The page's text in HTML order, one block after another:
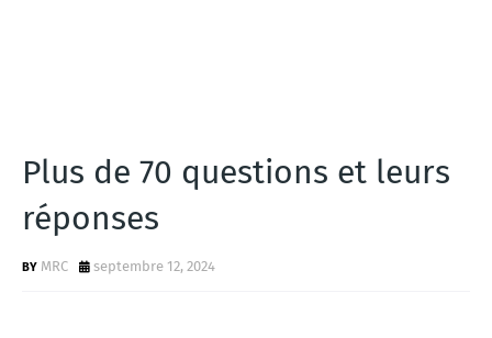
Plus de 70 questions et leurs
réponses
MRC septembre 12, 2024